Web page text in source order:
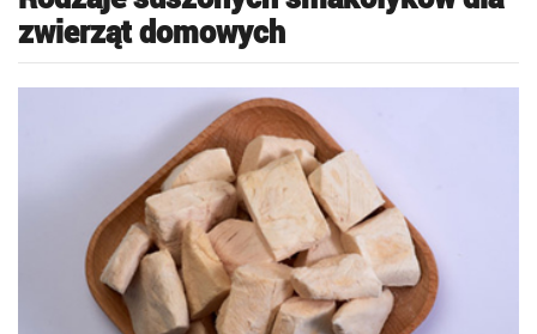
zwierząt domowych